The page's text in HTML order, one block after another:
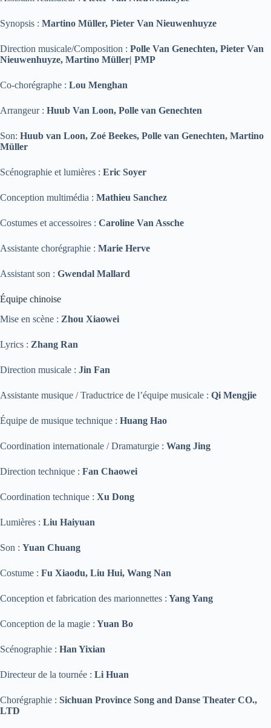
Synopsis : Martino Müller, Pieter Van Nieuwenhuyze
Direction musicale/Composition : Polle Van Genechten, Pieter Van
Nieuwenhuyze, Martino Müller| PMP
Co-chorégraphe : Lou Menghan
Arrangeur : Huub Van Loon, Polle van Genechten
Son: Huub van Loon, Zoé Beekes, Polle van Genechten, Martino
Müller
Scénographie et lumières : Eric Soyer
Conception multimédia : Mathieu Sanchez
Costumes et accessoires : Caroline Van Assche
Assistante chorégraphie : Marie Herve
Assistant son : Gwendal Mallard
Équipe chinoise
Mise en scène : Zhou Xiaowei
Lyrics : Zhang Ran
Direction musicale : Jin Fan
Assistante musique / Traductrice de l’équipe musicale : Qi Mengjie
Équipe de musique technique : Huang Hao
Coordination internationale / Dramaturgie : Wang Jing
Direction technique : Fan Chaowei
Coordination technique : Xu Dong
Lumières : Liu Haiyuan
Son : Yuan Chuang
Costume : Fu Xiaodu, Liu Hui, Wang Nan
Conception et fabrication des marionnettes : Yang Yang
Conception de la magie : Yuan Bo
Scénographie : Han Yixian
Directeur de la tournée : Li Huan
Chorégraphie : Sichuan Province Song and Danse Theater CO.,
LTD